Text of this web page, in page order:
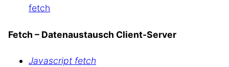
fetch
Fetch – Datenaustausch Client-Server
Javascript fetch